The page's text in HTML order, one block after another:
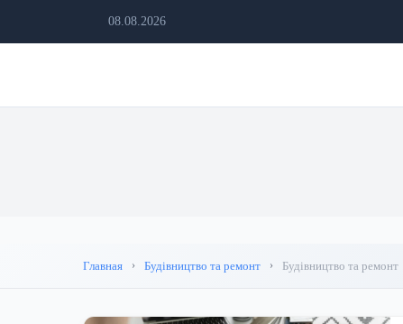
08.08.2026
Главная Будівництво та ремонт Будівництво та ремонт